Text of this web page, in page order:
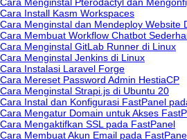
Cara Install Kasm Workspaces
Cara Menginstal dan Mendeploy Website
Cara Membuat Workflow Chatbot
Cara Menginstal GitLab Runner di Linux
Cara Menginstal Jenkins di Linux
Cara Instalasi Laravel Forge
Cara Mereset Password Admin HestiaCP
Cara Menginstal Strapi.js di Ubuntu 20
Cara Instal dan Konfigurasi FastPanel
Cara Mengatur Domain untuk Akses
Cara Mengaktifkan SSL pada FastPanel
Cara Membuat Akun Email pada